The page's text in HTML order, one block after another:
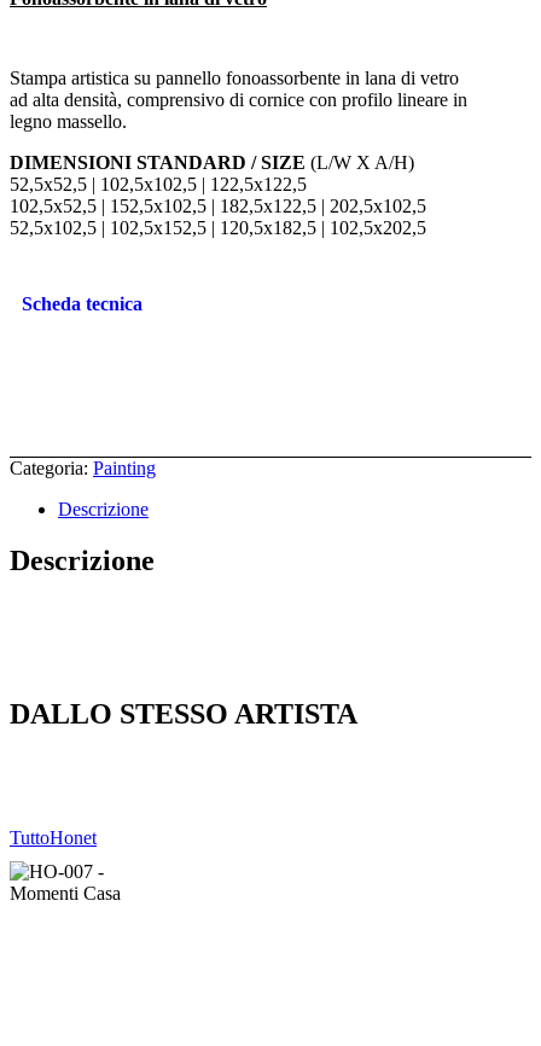
Stampa artistica su pannello fonoassorbente in lana di vetro
ad alta densità, comprensivo di cornice con profilo lineare in
legno massello.
DIMENSIONI STANDARD / SIZE (L/W X A/H)
52,5x52,5 | 102,5x102,5 | 122,5x122,5
102,5x52,5 | 152,5x102,5 | 182,5x122,5 | 202,5x102,5
52,5x102,5 | 102,5x152,5 | 120,5x182,5 | 102,5x202,5
Scheda tecnica
Categoria: Painting
Descrizione
Descrizione
DALLO STESSO ARTISTA
TuttoHonet